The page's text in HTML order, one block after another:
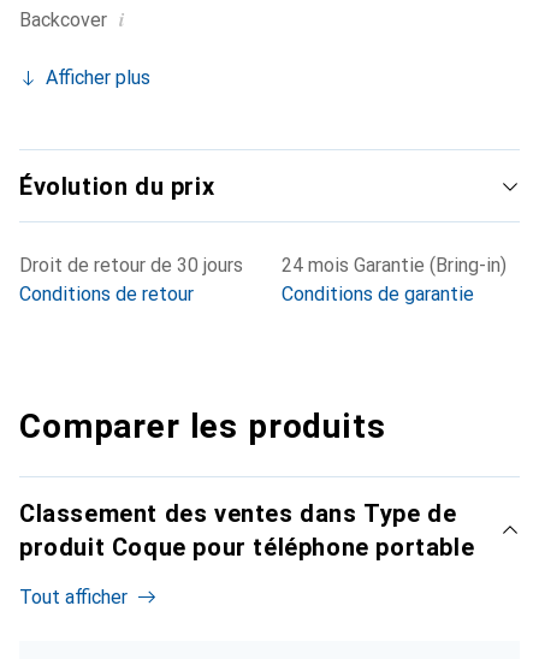
Backcover i
Afficher plus
Évolution du prix
Droit de retour de 30 jours
Conditions de retour
24 mois Garantie (Bring-in)
Conditions de garantie
Comparer les produits
Classement des ventes dans Type de
produit Coque pour téléphone portable
Tout afficher